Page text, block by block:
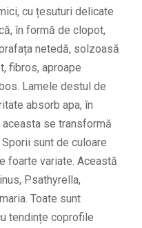
cu țesuturi delicate
în formă de clopot,
netedă, solzoasă
fibros, aproape
Lamele destul de
absorb apa, în
se transformă
sunt de culoare
foarte variate. Această
Psathyrella,
Toate sunt
tendințe coprofile